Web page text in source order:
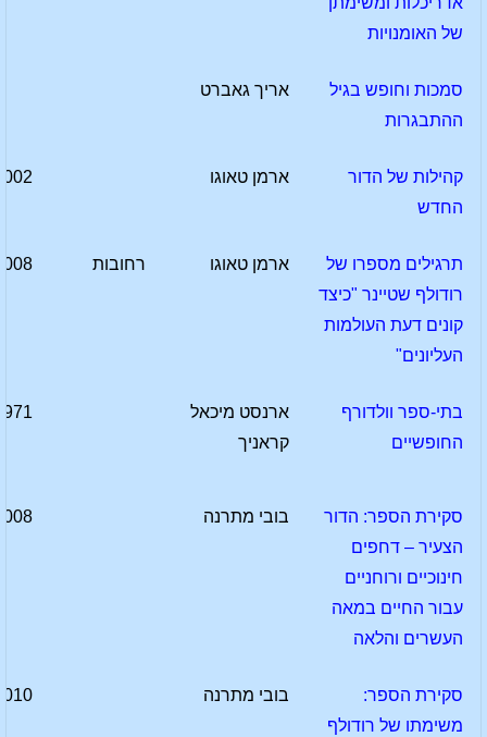
של האומנויות
סמכות וחופש בגיל
ההתבגרות
אריך גאברט
קהילות של הדור
החדש
ארמן טאוגו
תרגילים מספרו של
רודולף שטיינר "כיצד
קונים דעת העולמות
העליונים"
ארמן טאוגו רחובות
בתי-ספר וולדורף
החופשיים
ארנסט מיכאל
קראניך
סקירת הספר: הדור
הצעיר – דחפים
חינוכיים ורוחניים
עבור החיים במאה
העשרים והלאה
בובי מתרנה
סקירת הספר:
משימתו של רודולף
בובי מתרנה